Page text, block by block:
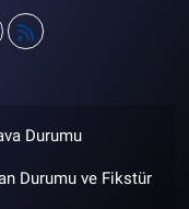
Durumu
Durumu ve Fikstür